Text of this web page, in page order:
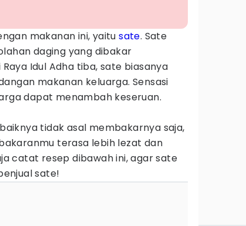
makanan ini, yaitusate. Sate
daging yang dibakar
Idul Adha tiba, sate biasanya
makanan keluarga. Sensasi
dapat menambah keseruan.
tidak asal membakarnya saja,
terasa lebih lezat dan
catat resep dibawah ini, agar sate
sate!